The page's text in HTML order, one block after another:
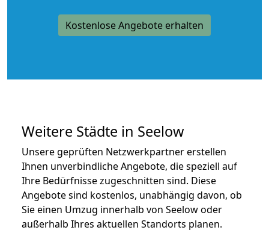
Kostenlose Angebote erhalten
Weitere Städte in Seelow
Unsere geprüften Netzwerkpartner erstellen
Ihnen unverbindliche Angebote, die speziell auf
Ihre Bedürfnisse zugeschnitten sind. Diese
Angebote sind kostenlos, unabhängig davon, ob
Sie einen Umzug innerhalb von Seelow oder
außerhalb Ihres aktuellen Standorts planen.